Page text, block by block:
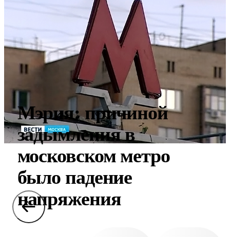
Мэрия: причиной
задымления в
московском метро
было падение
напряжения